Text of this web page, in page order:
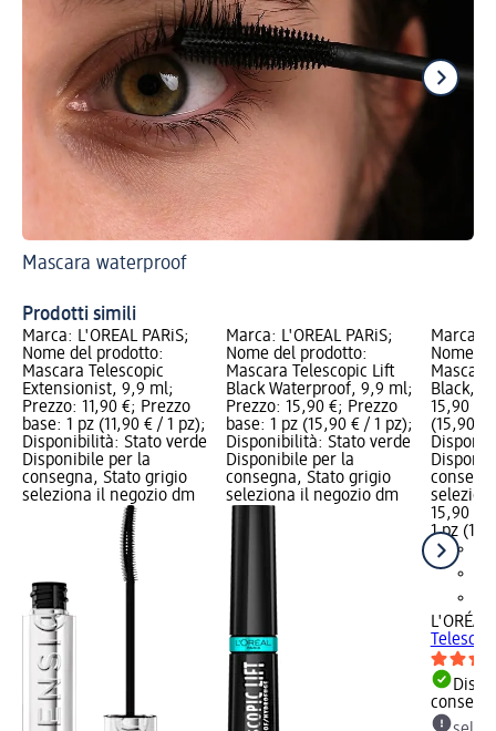
Mascara waterproof
Prodotti simili
Marca: L'ORÉAL PARiS;
Nome del prodotto:
Mascara Telescopic
Extensionist, 9,9 ml;
Prezzo: 11,90 €; Prezzo
base: 1 pz (11,90 € / 1 pz);
Disponibilità: Stato verde
Disponibile per la
consegna, Stato grigio
seleziona il negozio dm
Marca: L'ORÉAL PARiS;
Nome del prodotto:
Mascara Telescopic Lift
Black Waterproof, 9,9 ml;
Prezzo: 15,90 €; Prezzo
base: 1 pz (15,90 € / 1 pz);
Disponibilità: Stato verde
Disponibile per la
consegna, Stato grigio
seleziona il negozio dm
Marca:
Nome
Black,
15,90 €;
(15,90 €
15,90 €
1 pz
L'ORÉAL